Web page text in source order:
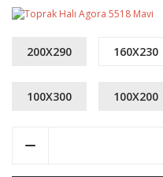
200X290 160X230
100X300 100X200